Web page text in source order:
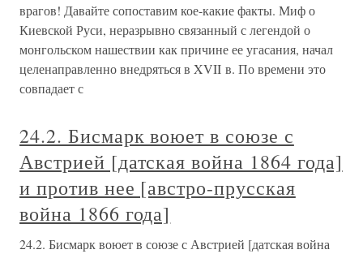
врагов! Давайте сопоставим кое-какие факты. Миф о
Киевской Руси, неразрывно связанный с легендой о
монгольском нашествии как причине ее угасания, начал
целенаправленно внедряться в XVII в. По времени это
совпадает с
24.2. Бисмарк воюет в союзе с
Австрией [датская война 1864 года]
и против нее [австро-прусская
война 1866 года]
24.2. Бисмарк воюет в союзе с Австрией [датская война